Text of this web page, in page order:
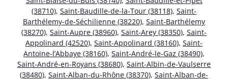
(38710), Saint-Baudille-de-la-Tour (38118), Saint-
Barthélemy-de-Séchilienne (38220), Saint-Barthélemy
(38270), Saint-Aupre (38960), Saint-Arey (38350), Saint-
Appolinard (42520), Saint-Appolinard (38160), Saint-
Antoine-l’Abbaye (38160), Saint-André-le-Gaz (38490),
Saint-André-en-Royans (38680), Saint-Albin-de-Vaulserre
(38480), Saint-Alban-du-Rhône (38370), Saint-Alban-de-